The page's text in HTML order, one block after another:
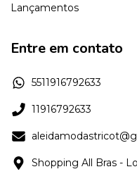
Lançamentos
Entre em contato
5511916792633
11916792633
Shopping All Bras -